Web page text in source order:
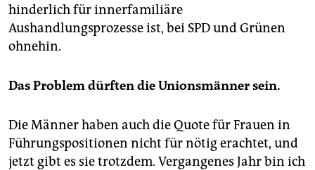
hinderlich für innerfamiliäre
Aushandlungsprozesse ist, bei SPD und Grünen
ohnehin.
Das Problem dürften die Unionsmänner sein.
Die Männer haben auch die Quote für Frauen in
Führungspositionen nicht für nötig erachtet, und
jetzt gibt es sie trotzdem. Vergangenes Jahr bin ich